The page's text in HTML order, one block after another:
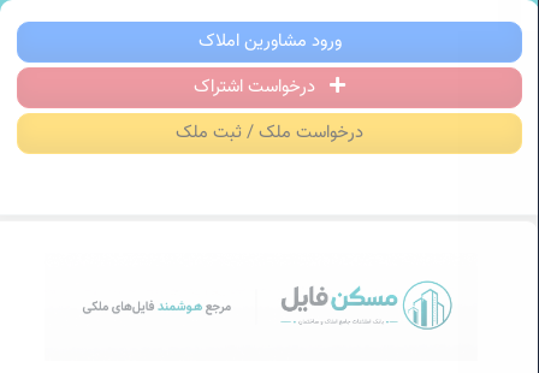
مسکن فایل | خرید، فروش، رهن و اجاره
ورود مشاورین املاک
درخواست اشتراک
درخواست ملک / ثبت ملک
مسکن
فایل